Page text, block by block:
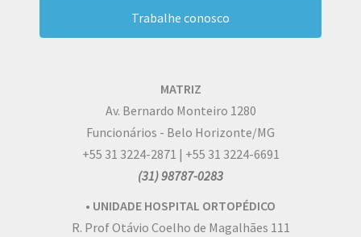
Trabalhe conosco
MATRIZ
Av. Bernardo Monteiro 1280
Funcionários - Belo Horizonte/MG
+55 31 3224-2871 | +55 31 3224-6691
(31) 98787-0283
• UNIDADE HOSPITAL ORTOPÉDICO
R. Prof Otávio Coelho de Magalhães 111